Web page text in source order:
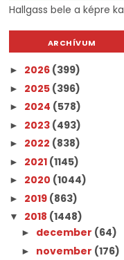
Hallgass bele a képre
ARCHÍVUM
► 2026 (399)
► 2025 (396)
► 2024 (578)
► 2023 (493)
► 2022 (838)
► 2021 (1145)
► 2020 (1044)
► 2019 (863)
▼ 2018 (1448)
► december (64)
► november (176)